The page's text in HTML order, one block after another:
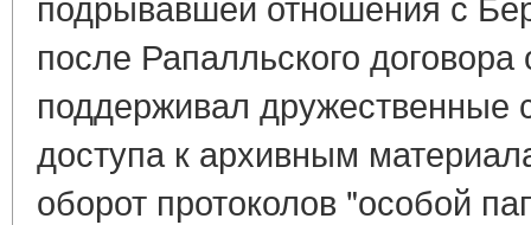
после Рапалльского
поддерживал дружественные
доступа к архивным
оборот протоколов "особой